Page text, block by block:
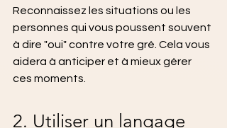
Reconnaissez les situations ou les
personnes qui vous poussent souvent
à dire "oui" contre votre gré. Cela vous
aidera à anticiper et à mieux gérer
ces moments.
2. Utiliser un langage